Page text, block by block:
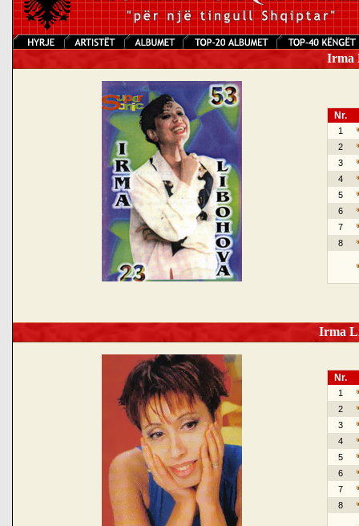
Irma
Nr.
1
2
3
4
5
6
7
8
Irma
Nr.
1
2
3
4
5
6
7
8